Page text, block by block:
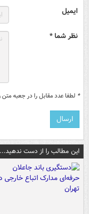
ایمیل
نظر شما *
* لطفا عدد مقابل را در جعبه متن
این مطالب را از دست